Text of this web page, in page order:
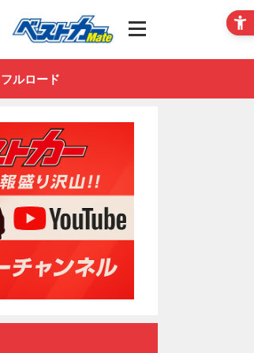
Club
フルロード